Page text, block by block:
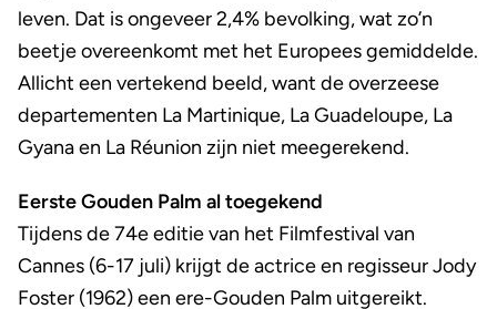
leven. Dat is ongeveer 2,4% bevolking, wat zo’n
beetje overeenkomt met het Europees gemiddelde.
Allicht een vertekend beeld, want de overzeese
departementen La Martinique, La Guadeloupe, La
Gyana en La Réunion zijn niet meegerekend.
Eerste Gouden Palm al toegekend
Tijdens de 74e editie van het Filmfestival van
Cannes (6-17 juli) krijgt de actrice en regisseur Jody
Foster (1962) een ere-Gouden Palm uitgereikt.